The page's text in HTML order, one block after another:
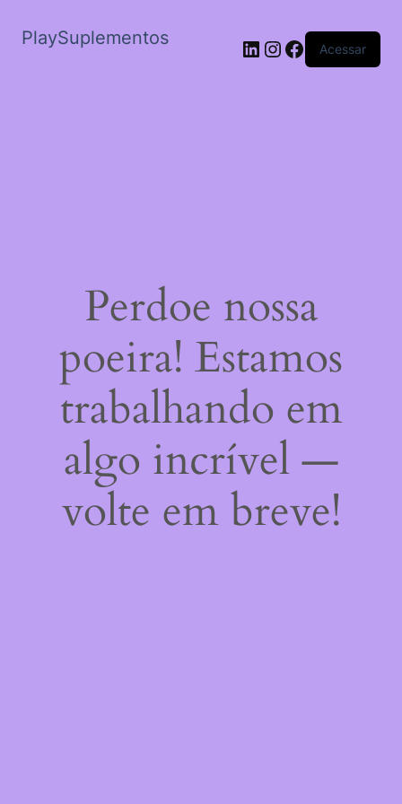
PlaySuplementos LinkedIn
Instagram
Facebook
Acessar
Perdoe nossa
poeira! Estamos
trabalhando em
algo incrível —
volte em breve!